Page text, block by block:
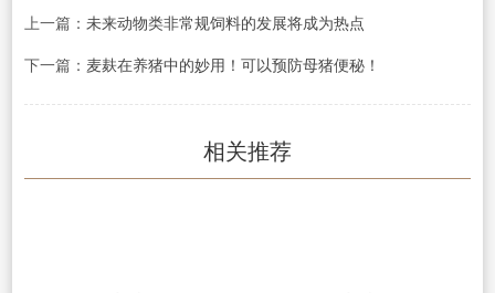
上一篇： 未来动物类非常规饲料的发展将成为热点
下一篇： 麦麸在养猪中的妙用！可以预防母猪便秘！
相关推荐